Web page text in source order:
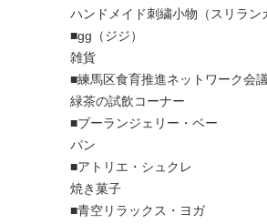
ハンドメイド刺繍小物（スリラ
■gg（ジジ）
雑貨
■練馬区食育推進ネットワーク会議
緑茶の試飲コーナー
■ブーランジェリー・ベー
パン
■アトリエ・シュクレ
焼き菓子
■青空リラックス・ヨガ